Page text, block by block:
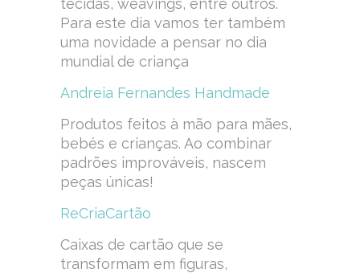
Para este dia vamos ter também
uma novidade a pensar no dia
mundial de criança
Andreia Fernandes Handmade
Produtos feitos à mão para mães,
bebés e crianças. Ao combinar
padrões improváveis, nascem
peças únicas!
ReCriaCartão
Caixas de cartão que se
transformam em figuras,